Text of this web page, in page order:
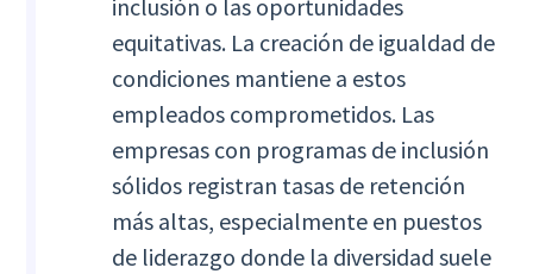
inclusión o las oportunidades
equitativas. La creación de igualdad de
condiciones mantiene a estos
empleados comprometidos. Las
empresas con programas de inclusión
sólidos registran tasas de retención
más altas, especialmente en puestos
de liderazgo donde la diversidad suele